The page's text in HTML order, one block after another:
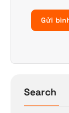
Search